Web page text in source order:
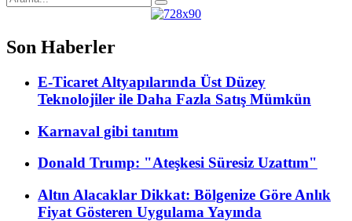
Son Haberler
E-Ticaret Altyapılarında Üst Düzey
Teknolojiler ile Daha Fazla Satış Mümkün
Karnaval gibi tanıtım
Donald Trump: "Ateşkesi Süresiz Uzattım"
Altın Alacaklar Dikkat: Bölgenize Göre Anlık
Fiyat Gösteren Uygulama Yayında